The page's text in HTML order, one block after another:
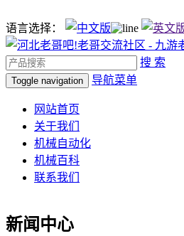
语言选择：
搜 索
Toggle navigation 导航菜单
网站首页
关于我们
机械自动化
机械百科
联系我们
新闻中心